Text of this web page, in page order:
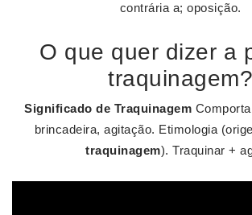
contrária a; oposição.
O que quer dizer a
traquinagem?
Significado de Traquinagem
brincadeira, agitação. Etimologia
traquinagem). Traquinar +